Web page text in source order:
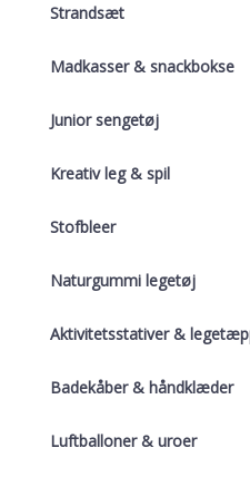
Strandsæt
Madkasser & snackbokse
Junior sengetøj
Kreativ leg & spil
Stofbleer
Naturgummi legetøj
Aktivitetsstativer &
Badekåber & håndklæder
Luftballoner & uroer